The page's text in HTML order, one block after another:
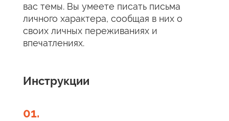
вас темы. Вы умеете писать письма
личного характера, сообщая в них о
своих личных переживаниях и
впечатлениях.
Инструкции
01.